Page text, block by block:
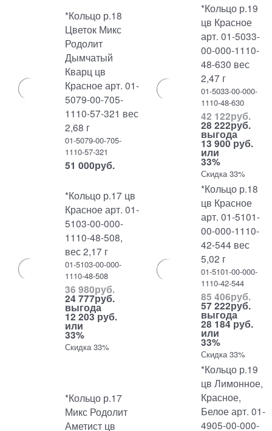
*Кольцо р.18
Цветок Микс
Родолит
Дымчатый
Кварц цв
Красное арт. 01-
5079-00-705-
1110-57-321 вес
2,68 г
01-5079-00-705-
1110-57-321
51 000руб.
*Кольцо р.19
цв Красное
арт. 01-5033-
00-000-1110-
48-630 вес
2,47 г
01-5033-00-000-
1110-48-630
42 122руб.
28 222руб.
выгода
13 900 руб.
или
33%
Скидка 33%
*Кольцо р.17 цв
Красное арт. 01-
5103-00-000-
1110-48-508,
вес 2,17 г
01-5103-00-000-
1110-48-508
36 980руб.
24 777руб.
выгода
12 203 руб.
или
33%
Скидка 33%
*Кольцо р.18
цв Красное
арт. 01-5101-
00-000-1110-
42-544 вес
5,02 г
01-5101-00-000-
1110-42-544
85 406руб.
57 222руб.
выгода
28 184 руб.
или
33%
Скидка 33%
*Кольцо р.17
Микс Родолит
Аметист цв
*Кольцо р.19
цв Лимонное,
Красное,
Белое арт. 01-
4905-00-000-